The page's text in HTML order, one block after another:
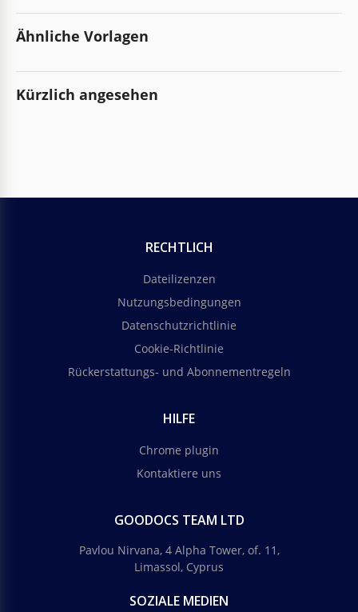
Ähnliche Vorlagen
Kürzlich angesehen
RECHTLICH
Dateilizenzen
Nutzungsbedingungen
Datenschutzrichtlinie
Cookie-Richtlinie
Rückerstattungs- und Abonnementregeln
HILFE
Chrome plugin
Kontaktiere uns
GOODOCS TEAM LTD
Pavlou Nirvana, 4 Alpha Tower, of. 11,
Limassol, Cyprus
SOZIALE MEDIEN